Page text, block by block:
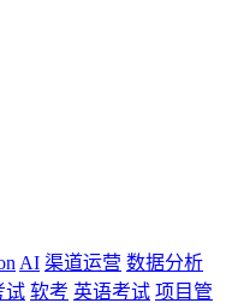
AI 渠道运营 数据分析
试 软考 英语考试 项目管